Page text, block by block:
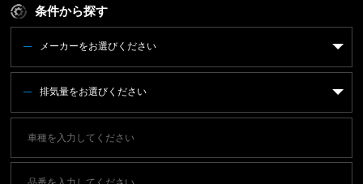
条件から探す
メーカーをお選びください
排気量をお選びください